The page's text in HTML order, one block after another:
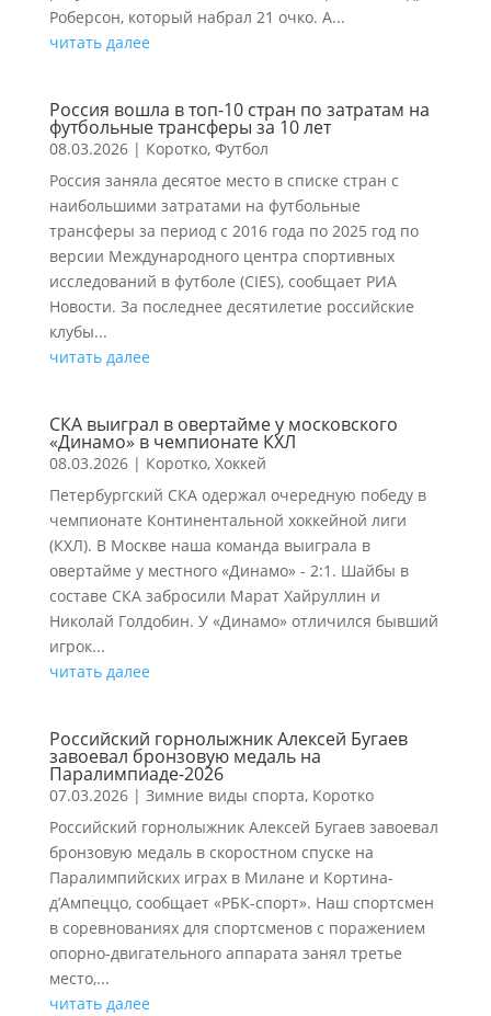
Роберсон, который набрал 21 очко. А...
читать далее
Россия вошла в топ-10 стран по затратам на
футбольные трансферы за 10 лет
08.03.2026| Коротко, Футбол
Россия заняла десятое место в списке стран с
наибольшими затратами на футбольные
трансферы за период с 2016 года по 2025 год по
версии Международного центра спортивных
исследований в футболе (CIES), сообщает РИА
Новости. За последнее десятилетие российские
клубы...
читать далее
СКА выиграл в овертайме у московского
«Динамо» в чемпионате КХЛ
08.03.2026| Коротко, Хоккей
Петербургский СКА одержал очередную победу в
чемпионате Континентальной хоккейной лиги
(КХЛ). В Москве наша команда выиграла в
овертайме у местного «Динамо» - 2:1. Шайбы в
составе СКА забросили Марат Хайруллин и
Николай Голдобин. У «Динамо» отличился бывший
игрок...
читать далее
Российский горнолыжник Алексей Бугаев
завоевал бронзовую медаль на
Паралимпиаде-2026
07.03.2026| Зимние виды спорта, Коротко
Российский горнолыжник Алексей Бугаев завоевал
бронзовую медаль в скоростном спуске на
Паралимпийских играх в Милане и Кортина-
д’Ампеццо, сообщает «РБК-спорт». Наш спортсмен
в соревнованиях для спортсменов с поражением
опорно-двигательного аппарата занял третье
место,...
читать далее